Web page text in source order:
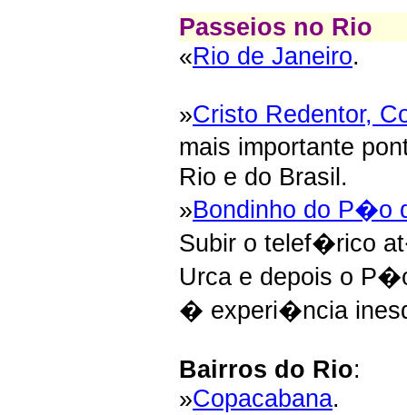
Passeios no Rio
«Rio de Janeiro.
»Cristo Redentor,
mais importante
Rio e do Brasil.
»Bondinho do
Subir o telef�rico
Urca e depois o
� experi�ncia
Bairros do Rio:
»Copacabana.